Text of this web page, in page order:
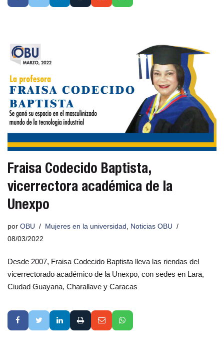
Fraisa Codecido Baptista,
vicerrectora académica de la
Unexpo
por OBU Mujeres en la universidad
Noticias OBU
08/03/2022
Desde 2007, Fraisa Codecido Baptista lleva las riendas del
vicerrectorado académico de la Unexpo, con sedes en Lara,
Ciudad Guayana, Charallave y Caracas